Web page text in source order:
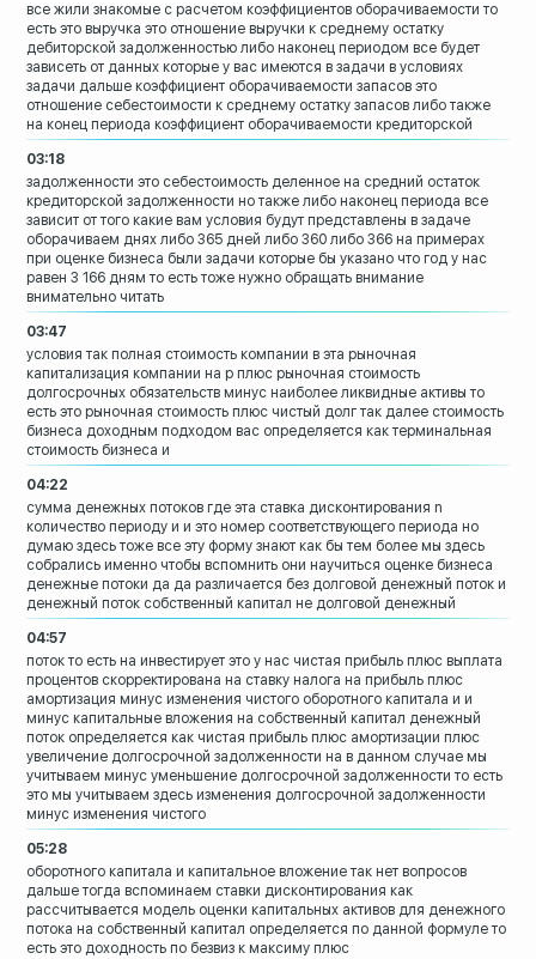
все жили знакомые с расчетом коэффициентов оборачиваемости то
есть это выручка это отношение выручки к среднему остатку
дебиторской задолженностью либо наконец периодом все будет
зависеть от данных которые у вас имеются в задачи в условиях
задачи дальше коэффициент оборачиваемости запасов это
отношение себестоимости к среднему остатку запасов либо также
на конец периода коэффициент оборачиваемости кредиторской
03:18
задолженности это себестоимость деленное на средний остаток
кредиторской задолженности но также либо наконец периода все
зависит от того какие вам условия будут представлены в задаче
оборачиваем днях либо 365 дней либо 360 либо 366 на примерах
при оценке бизнеса были задачи которые бы указано что год у нас
равен 3 166 дням то есть тоже нужно обращать внимание
внимательно читать
03:47
условия так полная стоимость компании в эта рыночная
капитализация компании на p плюс рыночная стоимость
долгосрочных обязательств минус наиболее ликвидные активы то
есть это рыночная стоимость плюс чистый долг так далее стоимость
бизнеса доходным подходом вас определяется как терминальная
стоимость бизнеса и
04:22
сумма денежных потоков где эта ставка дисконтирования n
количество периоду и и это номер соответствующего периода но
думаю здесь тоже все эту форму знают как бы тем более мы здесь
собрались именно чтобы вспомнить они научиться оценке бизнеса
денежные потоки да да различается без долговой денежный поток и
денежный поток собственный капитал не долговой денежный
04:57
поток то есть на инвестирует это у нас чистая прибыль плюс выплата
процентов скорректирована на ставку налога на прибыль плюс
амортизация минус изменения чистого оборотного капитала и и
минус капитальные вложения на собственный капитал денежный
поток определяется как чистая прибыль плюс амортизации плюс
увеличение долгосрочной задолженности на в данном случае мы
учитываем минус уменьшение долгосрочной задолженности то есть
это мы учитываем здесь изменения долгосрочной задолженности
минус изменения чистого
05:28
оборотного капитала и капитальное вложение так нет вопросов
дальше тогда вспоминаем ставки дисконтирования как
рассчитывается модель оценки капитальных активов для денежного
потока на собственный капитал определяется по данной формуле то
есть это доходность по безвиз к максиму плюс